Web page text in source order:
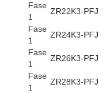
Fase
1
ZR22K3-PFJ
Fase
1
ZR24K3-PFJ
Fase
1
ZR26K3-PFJ
Fase
1
ZR28K3-PFJ